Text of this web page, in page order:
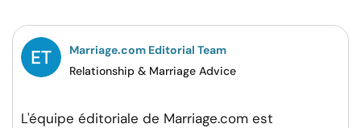
Marriage.com Editorial Team
Relationship & Marriage Advice
L'équipe éditoriale de Marriage.com est